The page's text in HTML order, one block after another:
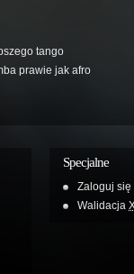
tango
prawie jak afro
Specjalne
Zaloguj się
Walidacja